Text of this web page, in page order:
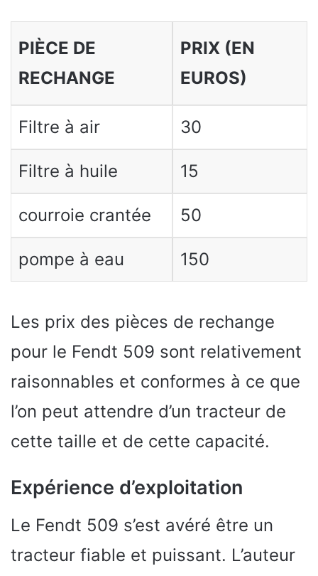
PIÈCE DE
RECHANGE
PRIX (EN
EUROS)
Filtre à air 30
Filtre à huile 15
courroie crantée 50
pompe à eau 150
Les prix des pièces de rechange
pour le Fendt 509 sont relativement
raisonnables et conformes à ce que
l’on peut attendre d’un tracteur de
cette taille et de cette capacité.
Expérience d’exploitation
Le Fendt 509 s’est avéré être un
tracteur fiable et puissant. L’auteur